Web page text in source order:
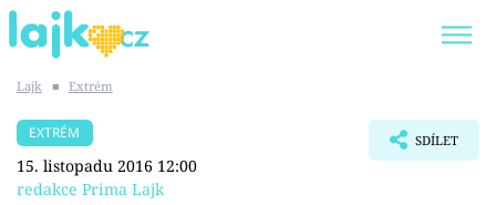
SHOPAHOLICADEL
Lajk ■ Extrém
EXTRÉM
15. listopadu 2016 12:00
redakce Prima Lajk
SDÍLET